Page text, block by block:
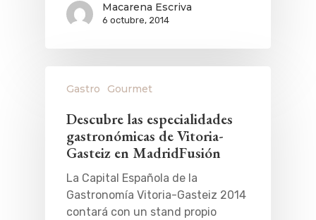
Macarena Escriva
6 octubre, 2014
Gastro Gourmet
Descubre las especialidades
gastronómicas de Vitoria-
Gasteiz en MadridFusión
La Capital Española de la
Gastronomía Vitoria-Gasteiz 2014
contará con un stand propio